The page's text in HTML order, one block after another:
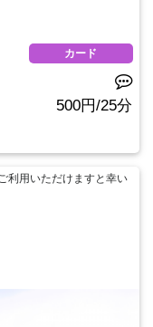
カード
500円/25分
利用いただけますと幸い